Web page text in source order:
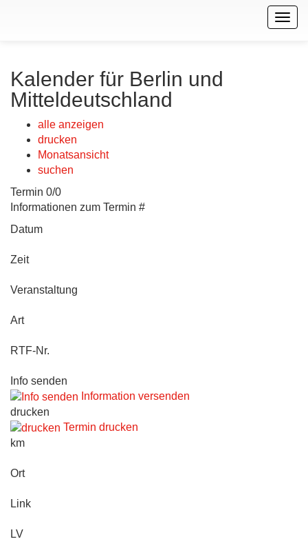
Kalender für Berlin und
Mitteldeutschland
alle anzeigen
drucken
Monatsansicht
suchen
Termin 0/0
Informationen zum Termin #
Datum
Zeit
Veranstaltung
Art
RTF-Nr.
Info senden
Information versenden
drucken
Termin drucken
km
Ort
Link
LV